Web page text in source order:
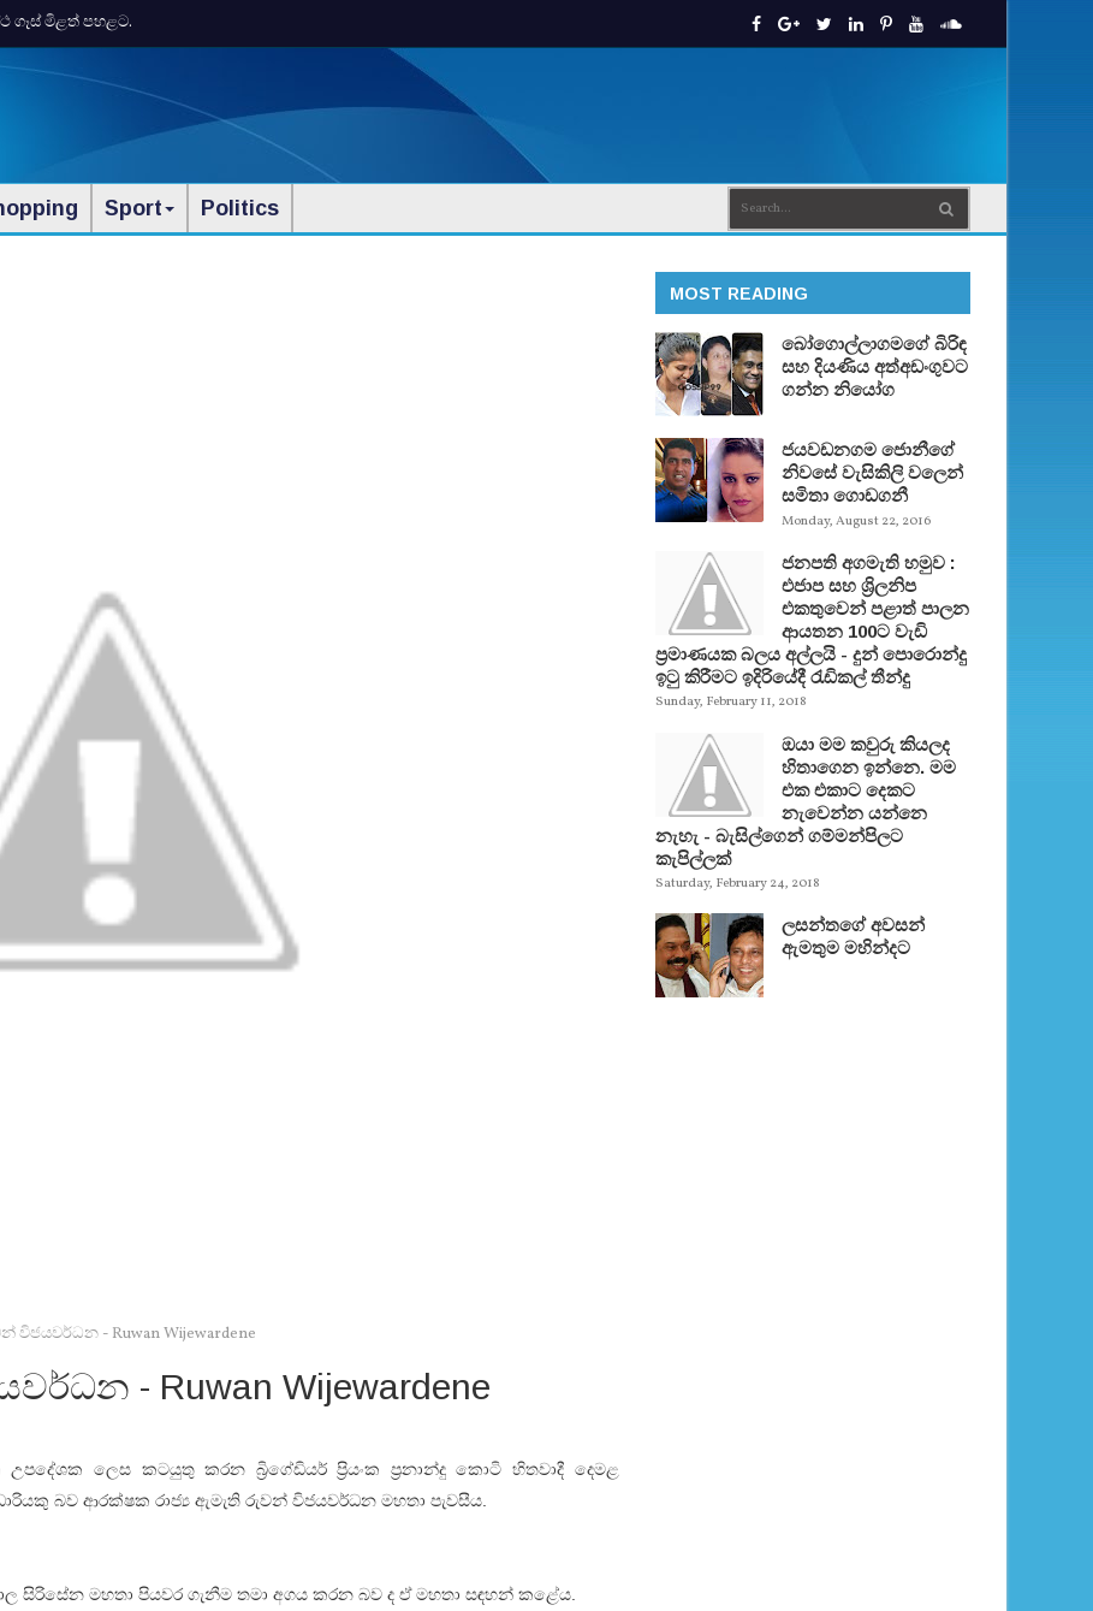
ගෑස් මිළත් පහළට.
Sport Politics
විජයවර්ධන - Ruwan Wijewardene
- Ruwan Wijewardene
උපදේශක ලෙස කටයුතු කරන බ්‍රිගේඩියර් ප්‍රියංක ප්‍රනාන්දු කොටි හිතවාදී දෙමළ
බව ආරක්‌ෂක රාජ්‍ය ඇමැති රුවන් විජයවර්ධන මහතා පැවසීය.
සිරිසේන මහතා පියවර ගැනීම තමා අගය කරන බව ද ඒ මහතා සඳහන් කළේය.
MOST READING
බෝගොල්ලාගමගේ බිරිඳ
සහ දියණිය අත්අඩංගුවට
ගන්න නියෝග
ජයවඩනගම ජොනීගේ
නිවසේ වැසිකිලි වලෙන්
සමිතා ගොඩගනී
Monday, August 22, 2016
ජනපති අගමැති හමුව :
එජාප සහ ශ්‍රිලනිප
එකතුවෙන් පළාත් පාලන
ආයතන 100ට වැඩි
ප්‍රමාණයක බලය අල්ලයි - දුන් පොරොන්දු
ඉටු කිරීමට ඉදිරියේදී රැඩිකල් තීන්දු
Sunday, February 11, 2018
ඔයා මම කවුරු කියලද
හිතාගෙන ඉන්නෙ. මම
එක එකාට දෙකට
නැවෙන්න යන්නෙ
නැහැ - බැසිල්ගෙන් ගම්මන්පිලට
කැපිල්ලක්
Saturday, February 24, 2018
ලසන්තගේ අවසන්
ඇමතුම මහින්දට